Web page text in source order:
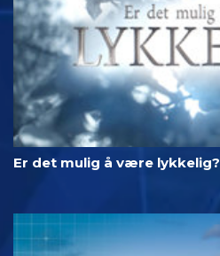
Er det mulig å være lykkelig?